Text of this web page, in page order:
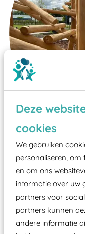
Deze
cookies
We gebruiken
personaliseren,
en om ons
informatie over uw
partners voor
partners kunnen
andere informatie
Wist je dat:
Vanaf een
valondergrond
zoals
Elk speeltoestel
moet zijn van